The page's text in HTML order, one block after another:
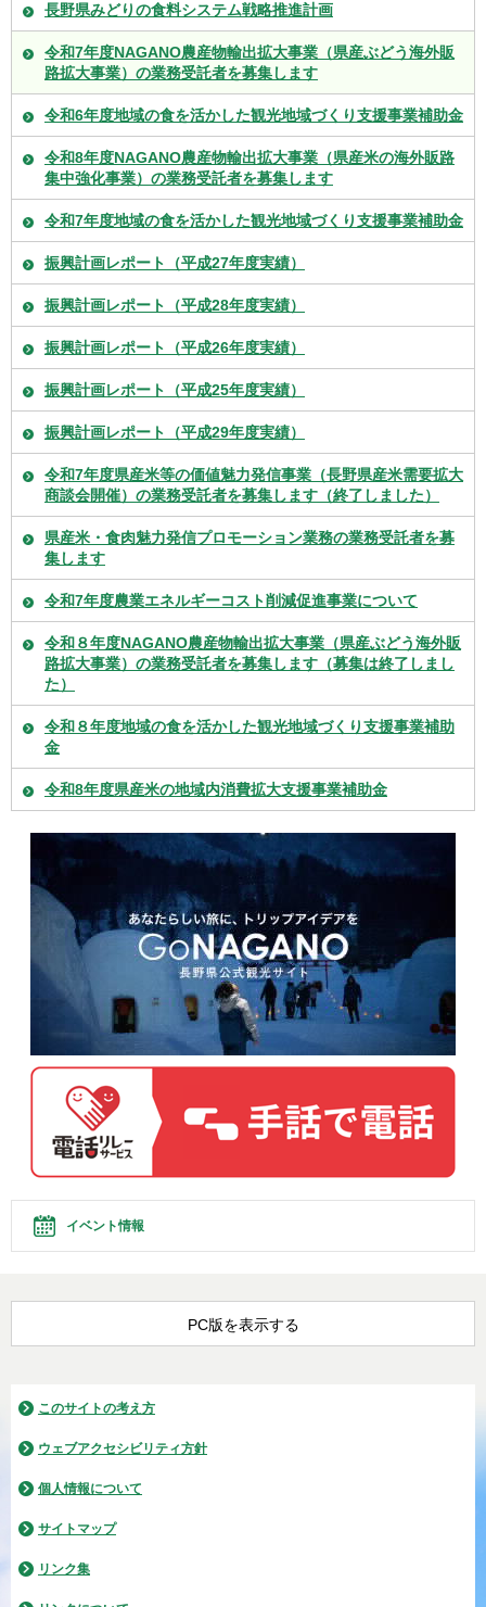
長野県みどりの食料システム戦略推進計画
令和7年度NAGANO農産物輸出拡大事業（県産ぶどう海外販
路拡大事業）の業務受託者を募集します
令和6年度地域の食を活かした観光地域づくり支援事業補助金
令和8年度NAGANO農産物輸出拡大事業（県産米の海外販路
集中強化事業）の業務受託者を募集します
令和7年度地域の食を活かした観光地域づくり支援事業補助金
振興計画レポート（平成27年度実績）
振興計画レポート（平成28年度実績）
振興計画レポート（平成26年度実績）
振興計画レポート（平成25年度実績）
振興計画レポート（平成29年度実績）
令和7年度県産米等の価値魅力発信事業（長野県産米需要拡大
商談会開催）の業務受託者を募集します（終了しました）
県産米・食肉魅力発信プロモーション業務の業務受託者を募
集します
令和7年度農業エネルギーコスト削減促進事業について
令和８年度NAGANO農産物輸出拡大事業（県産ぶどう海外販
路拡大事業）の業務受託者を募集します（募集は終了しまし
た）
令和８年度地域の食を活かした観光地域づくり支援事業補助
金
令和8年度県産米の地域内消費拡大支援事業補助金
イベント情報
PC版を表示する
このサイトの考え方
ウェブアクセシビリティ方針
個人情報について
サイトマップ
リンク集